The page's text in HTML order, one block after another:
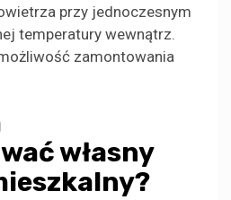
przy jednoczesnym
temperatury wewnątrz.
zamontowania
własny